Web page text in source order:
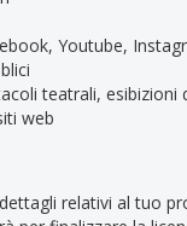
Youtube,
teatrali, esibizioni
web
relativi al tuo